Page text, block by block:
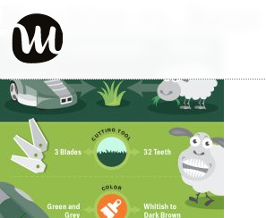
Maschine vs. Natur